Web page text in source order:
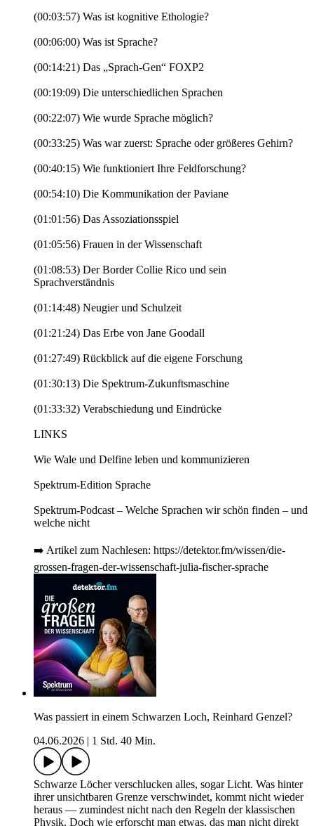
(00:03:57) Was ist kognitive Ethologie?
(00:06:00) Was ist Sprache?
(00:14:21) Das „Sprach-Gen“ FOXP2
(00:19:09) Die unterschiedlichen Sprachen
(00:22:07) Wie wurde Sprache möglich?
(00:33:25) Was war zuerst: Sprache oder größeres Gehirn?
(00:40:15) Wie funktioniert Ihre Feldforschung?
(00:54:10) Die Kommunikation der Paviane
(01:01:56) Das Assoziationsspiel
(01:05:56) Frauen in der Wissenschaft
(01:08:53) Der Border Collie Rico und sein
Sprachverständnis
(01:14:48) Neugier und Schulzeit
(01:21:24) Das Erbe von Jane Goodall
(01:27:49) Rückblick auf die eigene Forschung
(01:30:13) Die Spektrum-Zukunftsmaschine
(01:33:32) Verabschiedung und Eindrücke
LINKS
Wie Wale und Delfine leben und kommunizieren
Spektrum-Edition Sprache
Spektrum-Podcast – Welche Sprachen wir schön finden – und
welche nicht
➡️ Artikel zum Nachlesen: https://detektor.fm/wissen/die-
grossen-fragen-der-wissenschaft-julia-fischer-sprache
Was passiert in einem Schwarzen Loch, Reinhard Genzel?
04.06.2026
1 Std. 40 Min.
Schwarze Löcher verschlucken alles, sogar Licht. Was hinter
ihrer unsichtbaren Grenze verschwindet, kommt nicht wieder
heraus — zumindest nicht nach den Regeln der klassischen
Physik. Doch wie erforscht man etwas, das man nicht direkt